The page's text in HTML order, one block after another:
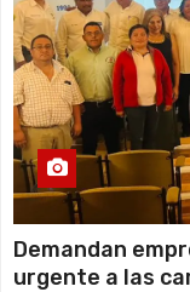
Demandan
urgente a las